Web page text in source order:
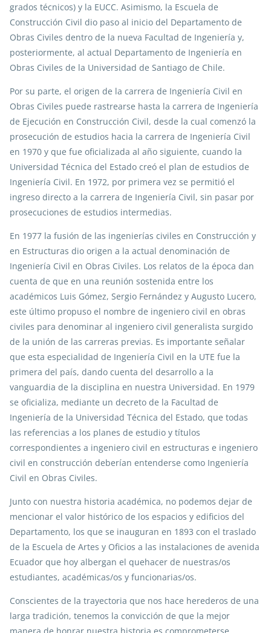
grados técnicos) y la EUCC. Asimismo, la Escuela de
Construcción Civil dio paso al inicio del Departamento de
Obras Civiles dentro de la nueva Facultad de Ingeniería y,
posteriormente, al actual Departamento de Ingeniería en
Obras Civiles de la Universidad de Santiago de Chile.
Por su parte, el origen de la carrera de Ingeniería Civil en
Obras Civiles puede rastrearse hasta la carrera de Ingeniería
de Ejecución en Construcción Civil, desde la cual comenzó la
prosecución de estudios hacia la carrera de Ingeniería Civil
en 1970 y que fue oficializada al año siguiente, cuando la
Universidad Técnica del Estado creó el plan de estudios de
Ingeniería Civil. En 1972, por primera vez se permitió el
ingreso directo a la carrera de Ingeniería Civil, sin pasar por
prosecuciones de estudios intermedias.
En 1977 la fusión de las ingenierías civiles en Construcción y
en Estructuras dio origen a la actual denominación de
Ingeniería Civil en Obras Civiles. Los relatos de la época dan
cuenta de que en una reunión sostenida entre los
académicos Luis Gómez, Sergio Fernández y Augusto Lucero,
este último propuso el nombre de ingeniero civil en obras
civiles para denominar al ingeniero civil generalista surgido
de la unión de las carreras previas. Es importante señalar
que esta especialidad de Ingeniería Civil en la UTE fue la
primera del país, dando cuenta del desarrollo a la
vanguardia de la disciplina en nuestra Universidad. En 1979
se oficializa, mediante un decreto de la Facultad de
Ingeniería de la Universidad Técnica del Estado, que todas
las referencias a los planes de estudio y títulos
correspondientes a ingeniero civil en estructuras e ingeniero
civil en construcción deberían entenderse como Ingeniería
Civil en Obras Civiles.
Junto con nuestra historia académica, no podemos dejar de
mencionar el valor histórico de los espacios y edificios del
Departamento, los que se inauguran en 1893 con el traslado
de la Escuela de Artes y Oficios a las instalaciones de avenida
Ecuador que hoy albergan el quehacer de nuestras/os
estudiantes, académicas/os y funcionarias/os.
Conscientes de la trayectoria que nos hace herederos de una
larga tradición, tenemos la convicción de que la mejor